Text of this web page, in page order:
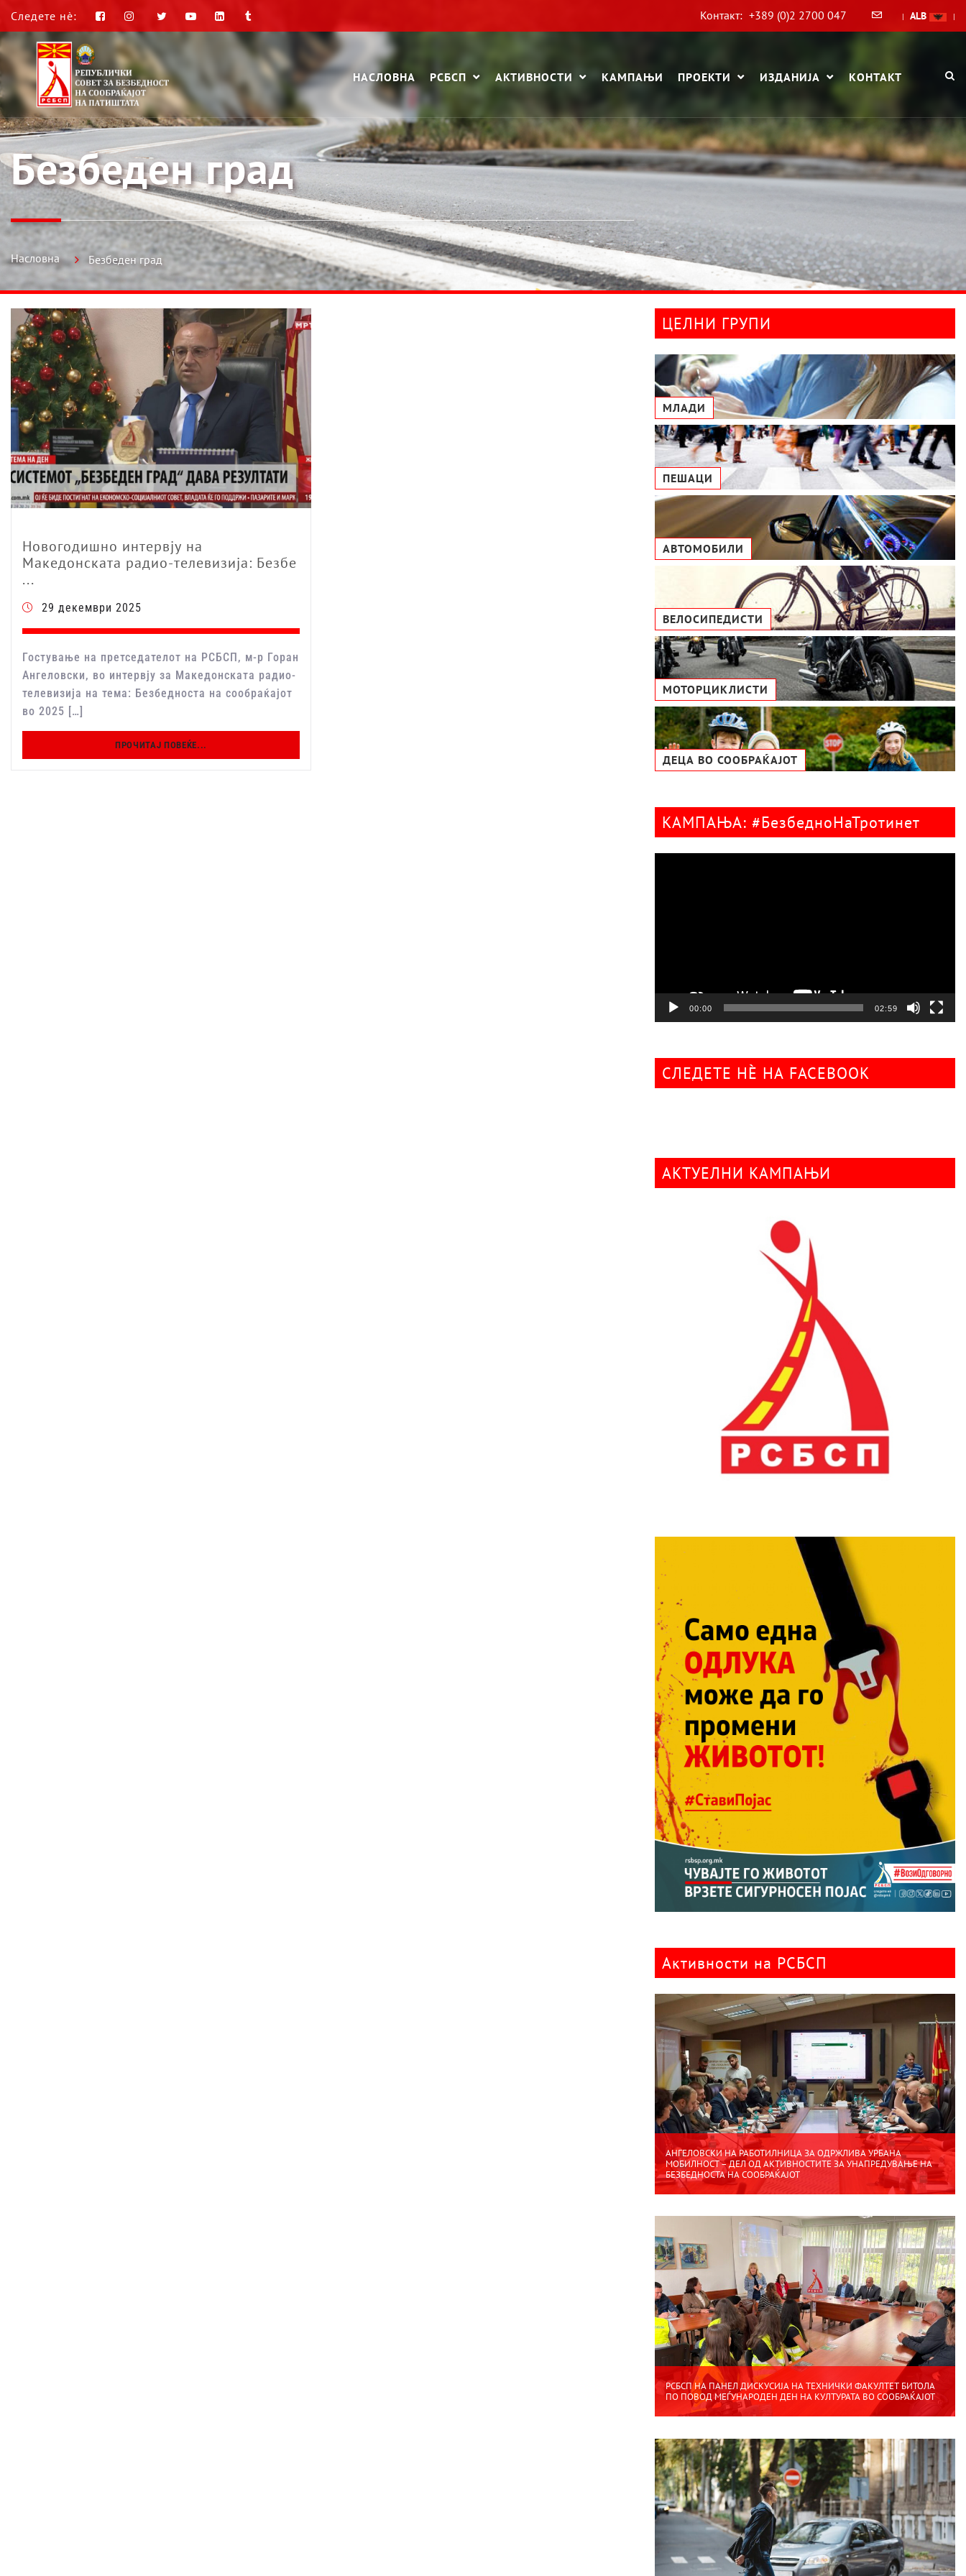
Следете нè: Контакт: +389 (0)2 2700 047 | ALB |
НАСЛОВНА РСБСП АКТИВНОСТИ КАМПАЊИ ПРОЕКТИ ИЗДАНИЈА КОНТАКТ
Безбеден град
Насловна Безбеден град
Новогодишно интервју на
Македонската радио-телевизија: Безбе
...
29 декември 2025
Гостување на претседателот на РСБСП, м-р Горан
Ангеловски, во интервју за Македонската радио-
телевизија на тема: Безбедноста на сообраќајот
во 2025 […]
ПРОЧИТАЈ ПОВЕЌЕ...
ЦЕЛНИ ГРУПИ
МЛАДИ
ПЕШАЦИ
АВТОМОБИЛИ
ВЕЛОСИПЕДИСТИ
МОТОРЦИКЛИСТИ
ДЕЦА ВО СООБРАЌАЈОТ
КАМПАЊА: #БезбедноНаТротинет
00:00 02:59
СЛЕДЕТЕ НÈ НА FACEBOOK
АКТУЕЛНИ КАМПАЊИ
Активности на РСБСП
АНГЕЛОВСКИ НА РАБОТИЛНИЦА ЗА ОДРЖЛИВА УРБАНА
МОБИЛНОСТ – ДЕЛ ОД АКТИВНОСТИТЕ ЗА УНАПРЕДУВАЊЕ НА
БЕЗБЕДНОСТА НА СООБРАЌАЈОТ
РСБСП НА ПАНЕЛ ДИСКУСИЈА НА ТЕХНИЧКИ ФАКУЛТЕТ БИТОЛА
ПО ПОВОД МЕЃУНАРОДЕН ДЕН НА КУЛТУРАТА ВО СООБРАЌАЈОТ